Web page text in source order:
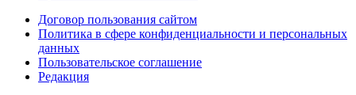
Договор пользования сайтом
Политика в сфере конфиденциальности и персональных
данных
Пользовательское соглашение
Редакция